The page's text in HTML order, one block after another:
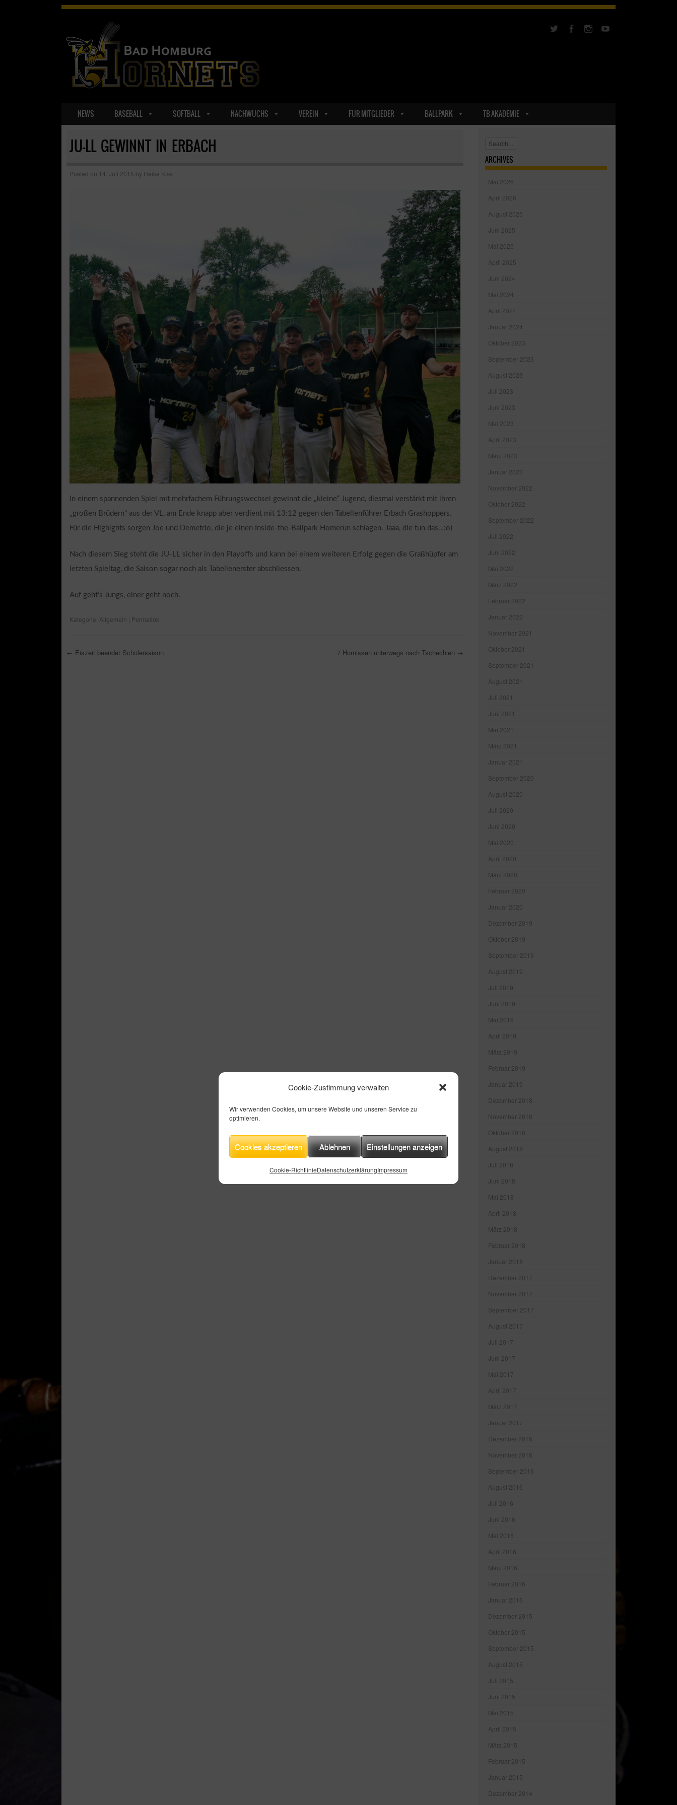
Cookie-Zustimmung verwalten
Wir verwenden Cookies, um unsere Website und unseren Service zu
optimieren.
Cookies akzeptieren Ablehnen Einstellungen anzeigen
Cookie-RichtlinieDatenschutzerklärungImpressum
MENU
SKIP TO CONTENT
NEWS BASEBALL SOFTBALL NACHWUCHS VEREIN FÜR MITGLIEDER BALLPARK TB AKADEMIE
JU-LL GEWINNT IN ERBACH
Posted on 14. Juli 2015 by Heike Kiss
In einem spannenden Spiel mit mehrfachem Führungswechsel gewinnt die „kleine“ Jugend, diesmal verstärkt mit ihren
„großen Brüdern“ aus der VL, am Ende knapp aber verdient mit 13:12 gegen den Tabellenführer Erbach Grashoppers.
Für die Highlghts sorgen Joe und Demetrio, die je einen Inside-the-Ballpark Homerun schlagen. Jaaa, die tun das…:o)
Nach diesem Sieg steht die JU-LL sicher in den Playoffs und kann bei einem weiteren Erfolg gegen die Graßhüpfer am
letzten Spieltag, die Saison sogar noch als Tabellenerster abschliessen.
Auf geht’s Jungs, einer geht noch.
Kategorie: Allgemein | Permalink.
← Eiszeit beendet Schülersaison 7 Hornissen unterwegs nach Tschechien →
Search
ARCHIVES
Mai 2026
April 2026
August 2025
Juni 2025
Mai 2025
April 2025
Juni 2024
Mai 2024
April 2024
Januar 2024
Oktober 2023
September 2023
August 2023
Juli 2023
Juni 2023
Mai 2023
April 2023
März 2023
Januar 2023
November 2022
Oktober 2022
September 2022
Juli 2022
Juni 2022
Mai 2022
März 2022
Februar 2022
Januar 2022
November 2021
Oktober 2021
September 2021
August 2021
Juli 2021
Juni 2021
Mai 2021
März 2021
Januar 2021
September 2020
August 2020
Juli 2020
Juni 2020
Mai 2020
April 2020
März 2020
Februar 2020
Januar 2020
Dezember 2019
Oktober 2019
September 2019
August 2019
Juli 2019
Juni 2019
Mai 2019
April 2019
März 2019
Februar 2019
Januar 2019
Dezember 2018
November 2018
Oktober 2018
August 2018
Juli 2018
Juni 2018
Mai 2018
April 2018
März 2018
Februar 2018
Januar 2018
Dezember 2017
November 2017
September 2017
August 2017
Juli 2017
Juni 2017
Mai 2017
April 2017
März 2017
Januar 2017
Dezember 2016
November 2016
September 2016
August 2016
Juli 2016
Juni 2016
Mai 2016
April 2016
März 2016
Februar 2016
Januar 2016
Dezember 2015
Oktober 2015
September 2015
August 2015
Juli 2015
Juni 2015
Mai 2015
April 2015
März 2015
Februar 2015
Januar 2015
Dezember 2014